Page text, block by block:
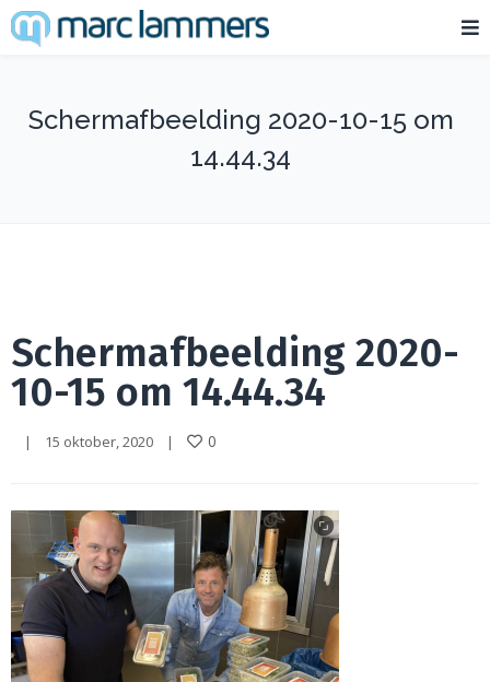
Schermafbeelding 2020-10-15 om
14.44.34
Schermafbeelding 2020-
10-15 om 14.44.34
| 15 oktober, 2020 | 0